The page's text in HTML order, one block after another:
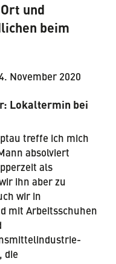
und
beim
November 2020
Lokaltermin bei
treffe ich mich
absolviert
als
ihn aber zu
wir in
mit Arbeitsschuhen
die